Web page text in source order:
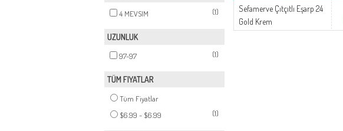
4 MEVSIM (1)
UZUNLUK
97-97 (1)
TÜM FIYATLAR
Tüm Fiyatlar
$6.99 - $6.99
(1)
Sefamerve Çıtçıtlı Eşarp 24
Gold Krem